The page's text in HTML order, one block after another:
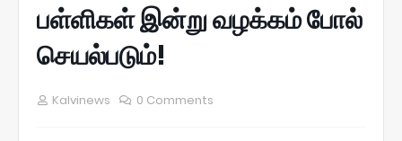
பள்ளிகள் இன்று வழக்கம் போல்
செயல்படும்!
Kalvinews 0 Comments